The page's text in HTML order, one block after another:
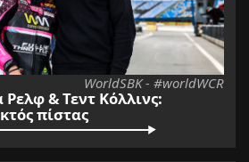
WorldSBK - #worldWCR
& Τεντ Κόλλινς:
πίστας